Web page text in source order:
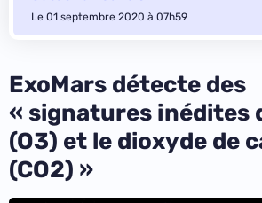
Le 01 septembre 2020 à 07h59
ExoMars détecte des
« signatures inédites
(O3) et le dioxyde de
(CO2) »